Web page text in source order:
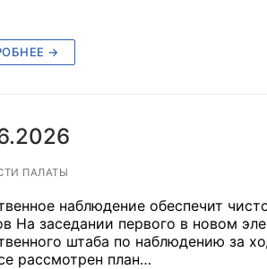
→
ПАЛАТЫ
наблюдение обеспечит
На заседании первого в новом
штаба по наблюдению за
рассмотрен план…